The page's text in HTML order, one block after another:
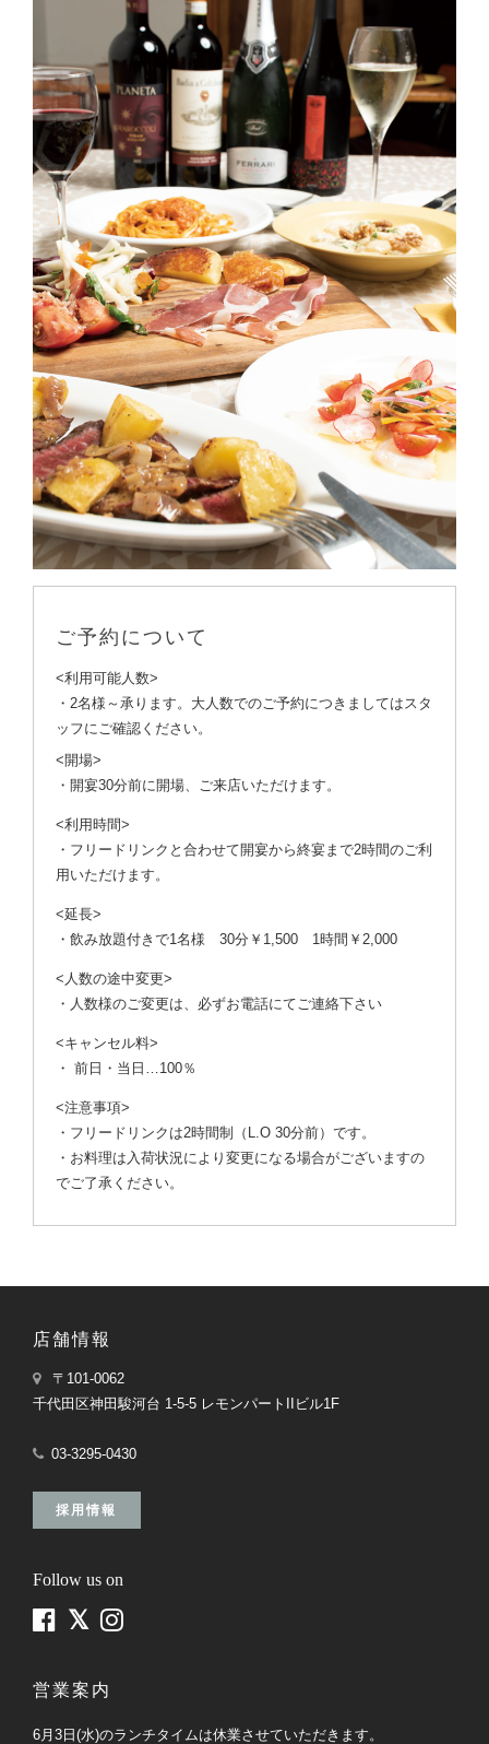
ご予約について
<利用可能人数>
・2名様～承ります。大人数でのご予約につきましてはスタ
ッフにご確認ください。
<開場>
・開宴30分前に開場、ご来店いただけます。
<利用時間>
・フリードリンクと合わせて開宴から終宴まで2時間のご利
用いただけます。
<延長>
・飲み放題付きで1名様 30分￥1,500 1時間￥2,000
<人数の途中変更>
・人数様のご変更は、必ずお電話にてご連絡下さい
<キャンセル料>
・ 前日・当日…100％
<注意事項>
・フリードリンクは2時間制（L.O 30分前）です。
・お料理は入荷状況により変更になる場合がございますの
でご了承ください。
店舗情報
〒101-0062
千代田区神田駿河台 1-5-5 レモンパートIIビル1F
03-3295-0430
採用情報
Follow us on
営業案内
6月3日(水)のランチタイムは休業させていただきます。